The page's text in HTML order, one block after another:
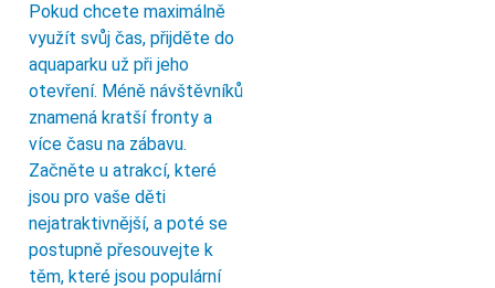
Pokud chcete maximálně
využít svůj čas, přijděte do
aquaparku už při jeho
otevření. Méně návštěvníků
znamená kratší fronty a
více času na zábavu.
Začněte u atrakcí, které
jsou pro vaše děti
nejatraktivnější, a poté se
postupně přesouvejte k
těm, které jsou populární